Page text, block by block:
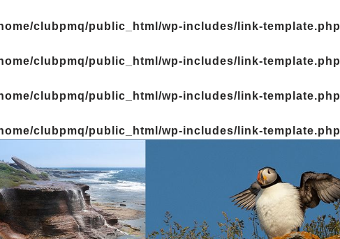
clubpmq/public_html/wp-includes/link-template.php
clubpmq/public_html/wp-includes/link-template.php
clubpmq/public_html/wp-includes/link-template.php
clubpmq/public_html/wp-includes/link-template.php